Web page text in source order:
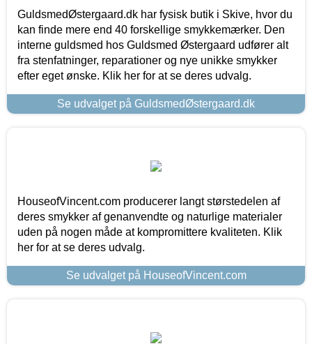
GuldsmedØstergaard.dk har fysisk butik i Skive, hvor du
kan finde mere end 40 forskellige smykkemærker. Den
interne guldsmed hos Guldsmed Østergaard udfører alt
fra stenfatninger, reparationer og nye unikke smykker
efter eget ønske. Klik her for at se deres udvalg.
Se udvalget på GuldsmedØstergaard.dk
HouseofVincent.com producerer langt størstedelen af
deres smykker af genanvendte og naturlige materialer
uden på nogen måde at kompromittere kvaliteten. Klik
her for at se deres udvalg.
Se udvalget på HouseofVincent.com